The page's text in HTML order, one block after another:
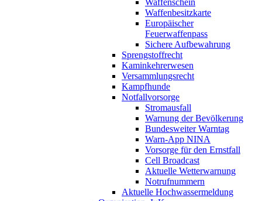
Waffenschein
Waffenbesitzkarte
Europäischer
Feuerwaffenpass
Sichere Aufbewahrung
Sprengstoffrecht
Kaminkehrerwesen
Versammlungsrecht
Kampfhunde
Notfallvorsorge
Stromausfall
Warnung der Bevölkerung
Bundesweiter Warntag
Warn-App NINA
Vorsorge für den Ernstfall
Cell Broadcast
Aktuelle Wetterwarnung
Notrufnummern
Aktuelle Hochwassermeldung